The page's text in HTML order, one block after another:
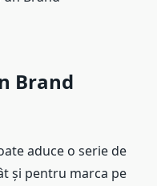
Brand
aduce o serie de
și pentru marca pe